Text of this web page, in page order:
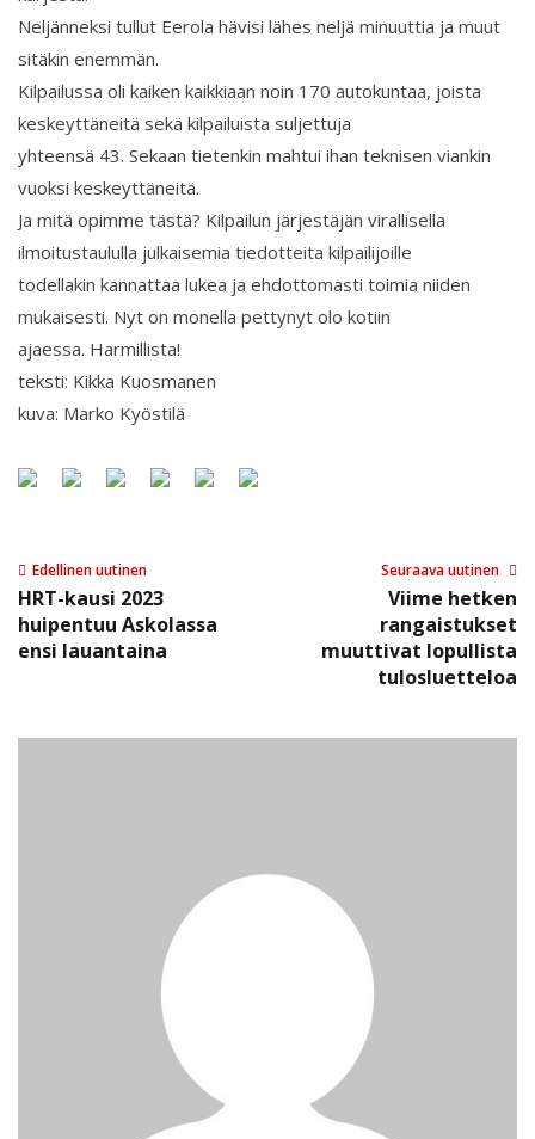
Neljänneksi tullut Eerola hävisi lähes neljä minuuttia ja muut
sitäkin enemmän.
Kilpailussa oli kaiken kaikkiaan noin 170 autokuntaa, joista
keskeyttäneitä sekä kilpailuista suljettuja
yhteensä 43. Sekaan tietenkin mahtui ihan teknisen viankin
vuoksi keskeyttäneitä.
Ja mitä opimme tästä? Kilpailun järjestäjän virallisella
ilmoitustaululla julkaisemia tiedotteita kilpailijoille
todellakin kannattaa lukea ja ehdottomasti toimia niiden
mukaisesti. Nyt on monella pettynyt olo kotiin
ajaessa. Harmillista!
teksti: Kikka Kuosmanen
kuva: Marko Kyöstilä
Edellinen uutinen
HRT-kausi 2023
huipentuu Askolassa
ensi lauantaina
Seuraava uutinen
Viime hetken
rangaistukset
muuttivat lopullista
tulosluetteloa